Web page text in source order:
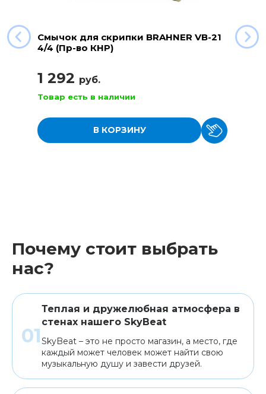
Смычок для скрипки BRAHNER VB-21
4/4 (Пр-во КНР)
1 292 руб.
Товар есть в наличии
В КОРЗИНУ
Почему стоит выбрать
нас?
Теплая и дружелюбная атмосфера в
стенах нашего SkyBeat
SkyBeat – это не просто магазин, а место, где
каждый может человек может найти свою
музыкальную душу и завести друзей.